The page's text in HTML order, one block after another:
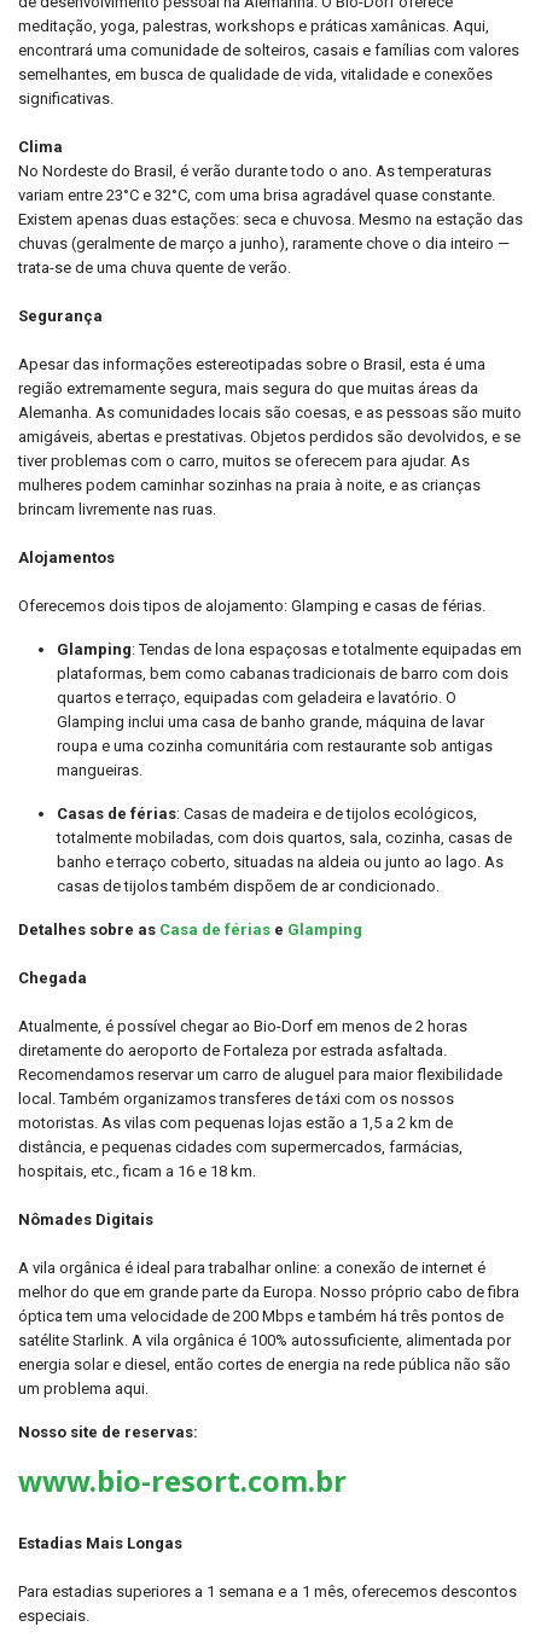
meditação, yoga, palestras, workshops e práticas xamânicas. Aqui,
encontrará uma comunidade de solteiros, casais e famílias com valores
semelhantes, em busca de qualidade de vida, vitalidade e conexões
significativas.
Clima
No Nordeste do Brasil, é verão durante todo o ano. As temperaturas
variam entre 23°C e 32°C, com uma brisa agradável quase constante.
Existem apenas duas estações: seca e chuvosa. Mesmo na estação das
chuvas (geralmente de março a junho), raramente chove o dia inteiro —
trata-se de uma chuva quente de verão.
Segurança
Apesar das informações estereotipadas sobre o Brasil, esta é uma
região extremamente segura, mais segura do que muitas áreas da
Alemanha. As comunidades locais são coesas, e as pessoas são muito
amigáveis, abertas e prestativas. Objetos perdidos são devolvidos, e se
tiver problemas com o carro, muitos se oferecem para ajudar. As
mulheres podem caminhar sozinhas na praia à noite, e as crianças
brincam livremente nas ruas.
Alojamentos
Oferecemos dois tipos de alojamento: Glamping e casas de férias.
Glamping:Tendas de lona espaçosas e totalmente equipadas em
plataformas, bem como cabanas tradicionais de barro com dois
quartos e terraço, equipadas com geladeira e lavatório. O
Glamping inclui uma casa de banho grande, máquina de lavar
roupa e uma cozinha comunitária com restaurante sob antigas
mangueiras.
Casas de férias: Casas de madeira e de tijolos ecológicos,
totalmente mobiladas, com dois quartos, sala, cozinha, casas de
banho e terraço coberto, situadas na aldeia ou junto ao lago. As
casas de tijolos também dispõem de ar condicionado.
Detalhes sobre as Casa de férias e Glamping
Chegada
Atualmente, é possível chegar ao Bio-Dorf em menos de 2 horas
diretamente do aeroporto de Fortaleza por estrada asfaltada.
Recomendamos reservar um carro de aluguel para maior flexibilidade
local. Também organizamos transferes de táxi com os nossos
motoristas. As vilas com pequenas lojas estão a 1,5 a 2 km de
distância, e pequenas cidades com supermercados, farmácias,
hospitais, etc., ficam a 16 e 18 km.
Nômades Digitais
A vila orgânica é ideal para trabalhar online: a conexão de internet é
melhor do que em grande parte da Europa. Nosso próprio cabo de fibra
óptica tem uma velocidade de 200 Mbps e também há três pontos de
satélite Starlink. A vila orgânica é 100% autossuficiente, alimentada por
energia solar e diesel, então cortes de energia na rede pública não são
um problema aqui.
Nosso site de reservas:
www.bio-resort.com.br
Estadias Mais Longas
Para estadias superiores a 1 semana e a 1 mês, oferecemos descontos
especiais.